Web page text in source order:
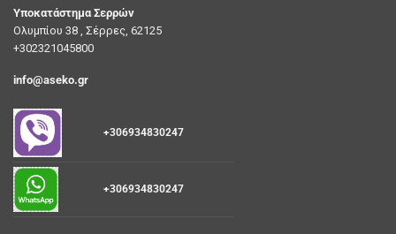
Υποκατάστημα Σερρών
Ολυμπίου 38 , Σέρρες, 62125
+302321045800
info@aseko.gr
+306934830247
+306934830247